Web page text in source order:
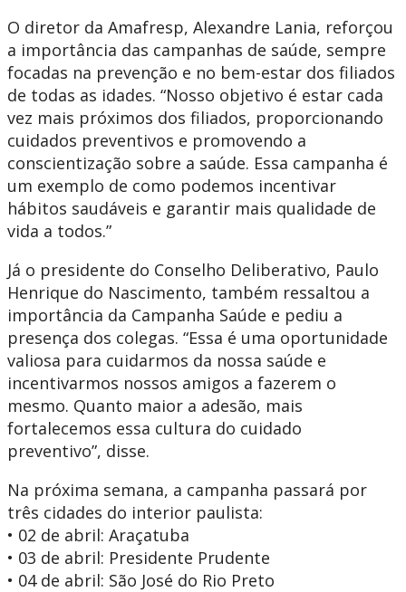
O diretor da Amafresp, Alexandre Lania, reforçou
a importância das campanhas de saúde, sempre
focadas na prevenção e no bem-estar dos filiados
de todas as idades. “Nosso objetivo é estar cada
vez mais próximos dos filiados, proporcionando
cuidados preventivos e promovendo a
conscientização sobre a saúde. Essa campanha é
um exemplo de como podemos incentivar
hábitos saudáveis e garantir mais qualidade de
vida a todos.”
Já o presidente do Conselho Deliberativo, Paulo
Henrique do Nascimento, também ressaltou a
importância da Campanha Saúde e pediu a
presença dos colegas. “Essa é uma oportunidade
valiosa para cuidarmos da nossa saúde e
incentivarmos nossos amigos a fazerem o
mesmo. Quanto maior a adesão, mais
fortalecemos essa cultura do cuidado
preventivo”, disse.
Na próxima semana, a campanha passará por
três cidades do interior paulista:
• 02 de abril: Araçatuba
• 03 de abril: Presidente Prudente
• 04 de abril: São José do Rio Preto